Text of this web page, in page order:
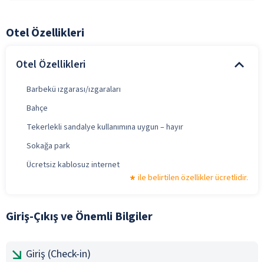
Otel Özellikleri
Otel Özellikleri
Barbekü ızgarası/ızgaraları
Bahçe
Tekerlekli sandalye kullanımına uygun – hayır
Sokağa park
Ücretsiz kablosuz internet
ile belirtilen özellikler ücretlidir.
Giriş-Çıkış ve Önemli Bilgiler
Giriş (Check-in)